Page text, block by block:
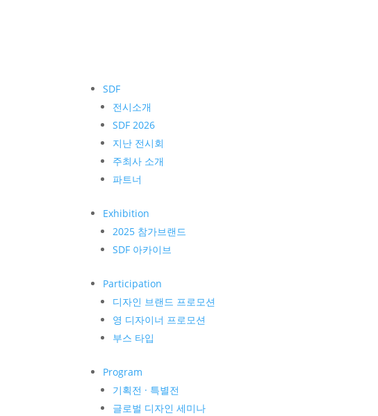
SDF
전시소개
SDF 2026
지난 전시회
주최사 소개
파트너
Exhibition
2025 참가브랜드
SDF 아카이브
Participation
디자인 브랜드 프로모션
영 디자이너 프로모션
부스 타입
Program
기획전 · 특별전
글로벌 디자인 세미나